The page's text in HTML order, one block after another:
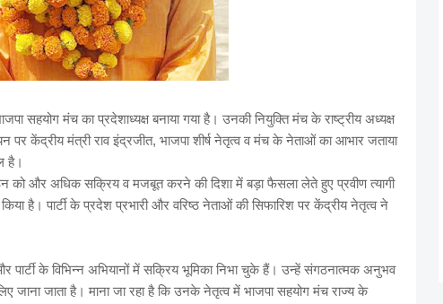
सहयोग मंच का प्रदेशाध्यक्ष बनाया गया है। उनकी नियुक्ति मंच के राष्ट्रीय अध्यक्ष
पर केंद्रीय मंत्री राव इंद्रजीत, भाजपा शीर्ष नेतृत्व व मंच के नेताओं का आभार जताया
है।
को और अधिक सक्रिय व मजबूत करने की दिशा में बड़ा फैसला लेते हुए प्रवीण त्यागी
है। पार्टी के प्रदेश प्रभारी और वरिष्ठ नेताओं की सिफारिश पर केंद्रीय नेतृत्व ने
के विभिन्न अभियानों में सक्रिय भूमिका निभा चुके हैं। उन्हें संगठनात्मक अनुभव
जाना जाता है। माना जा रहा है कि उनके नेतृत्व में भाजपा सहयोग मंच राज्य के